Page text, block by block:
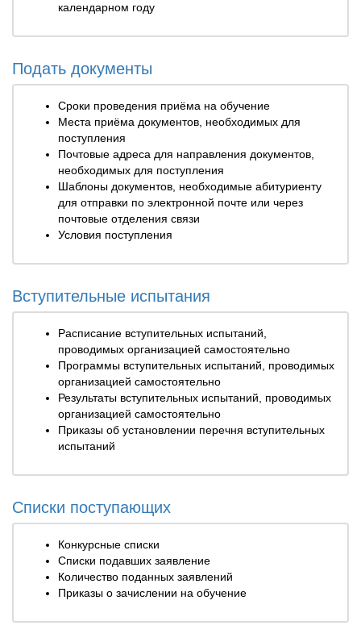
календарном году
Подать документы
Сроки проведения приёма на обучение
Места приёма документов, необходимых для
поступления
Почтовые адреса для направления документов,
необходимых для поступления
Шаблоны документов, необходимые абитуриенту
для отправки по электронной почте или через
почтовые отделения связи
Условия поступления
Вступительные испытания
Расписание вступительных испытаний,
проводимых организацией самостоятельно
Программы вступительных испытаний, проводимых
организацией самостоятельно
Результаты вступительных испытаний, проводимых
организацией самостоятельно
Приказы об установлении перечня вступительных
испытаний
Списки поступающих
Конкурсные списки
Списки подавших заявление
Количество поданных заявлений
Приказы о зачислении на обучение